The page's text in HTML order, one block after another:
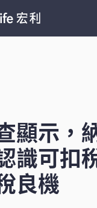
顯示，
識可扣
良機